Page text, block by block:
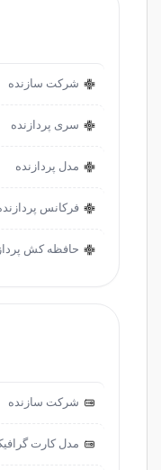
شرکت سازنده
سری پردازنده
مدل پردازنده
فرکانس
حافظه کش
شرکت سازنده
مدل کارت